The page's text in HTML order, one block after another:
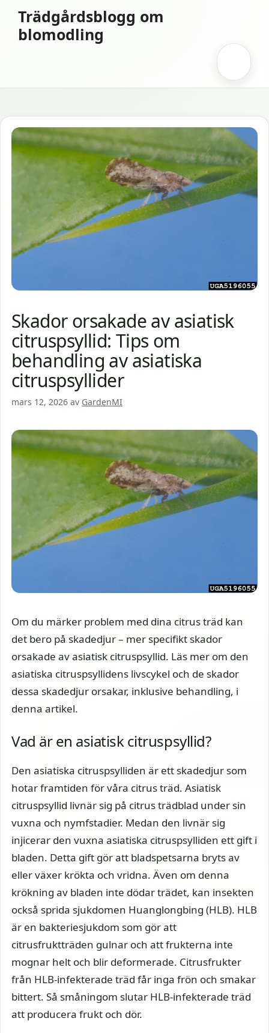
innehåll
Trädgårdsblogg om
blomodling
Skador orsakade av asiatisk
citruspsyllid: Tips om
behandling av asiatiska
citruspsyllider
mars 12, 2026 av GardenMI
Om du märker problem med dina citrus träd kan
det bero på skadedjur – mer specifikt skador
orsakade av asiatisk citruspsyllid. Läs mer om den
asiatiska citruspsyllidens livscykel och de skador
dessa skadedjur orsakar, inklusive behandling, i
denna artikel.
Vad är en asiatisk citruspsyllid?
Den asiatiska citruspsylliden är ett skadedjur som
hotar framtiden för våra citrus träd. Asiatisk
citruspsyllid livnär sig på citrus trädblad under sin
vuxna och nymfstadier. Medan den livnär sig
injicerar den vuxna asiatiska citruspsylliden ett gift i
bladen. Detta gift gör att bladspetsarna bryts av
eller växer krökta och vridna. Även om denna
krökning av bladen inte dödar trädet, kan insekten
också sprida sjukdomen Huanglongbing (HLB). HLB
är en bakteriesjukdom som gör att
citrusfruktträden gulnar och att frukterna inte
mognar helt och blir deformerade. Citrusfrukter
från HLB-infekterade träd får inga frön och smakar
bittert. Så småningom slutar HLB-infekterade träd
att producera frukt och dör.